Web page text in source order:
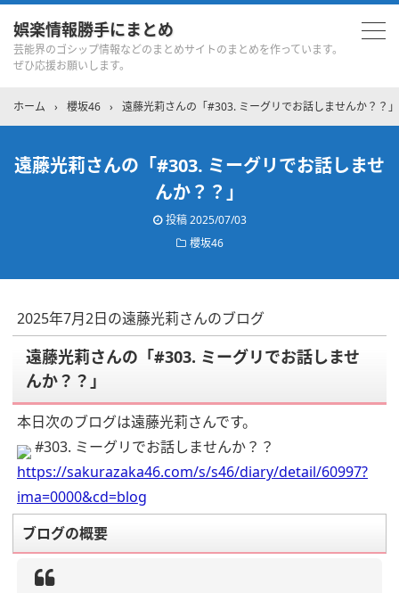
娯楽情報勝手にまとめ
芸能界のゴシップ情報などのまとめサイトのまとめを作っています。
ぜひ応援お願いします。
ホーム › 櫻坂46 › 遠藤光莉さんの「#303. ミーグリでお話しませんか？？」
遠藤光莉さんの「#303. ミーグリでお話しませ
んか？？」
投稿2025/07/03
櫻坂46
2025年7月2日の遠藤光莉さんのブログ
遠藤光莉さんの「#303. ミーグリでお話しませ
んか？？」
本日次のブログは遠藤光莉さんです。
#303. ミーグリでお話しませんか？？
https://sakurazaka46.com/s/s46/diary/detail/60997?
ima=0000&cd=blog
ブログの概要